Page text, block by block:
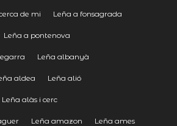
de mi Leña a fonsagrada
Leña a pontenova
Leña albanyà
aldea Leña alió
Leña alàs i cerc
Leña amazon Leña ames